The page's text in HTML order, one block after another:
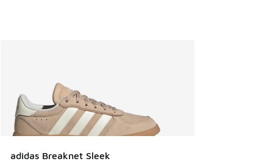
adidas Breaknet Sleek